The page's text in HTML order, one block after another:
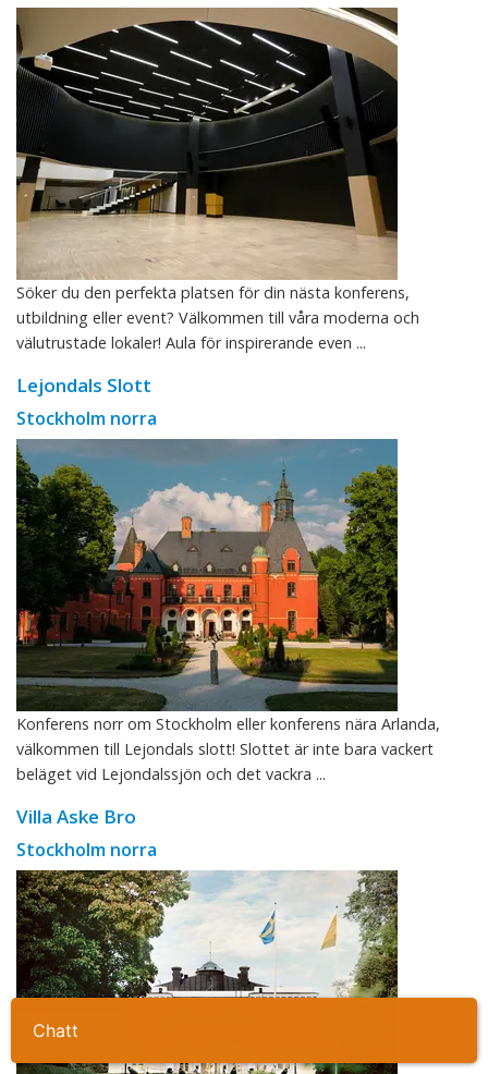
Ta kontakt
Söker du den perfekta platsen för din nästa konferens,
utbildning eller event? Välkommen till våra moderna och
välutrustade lokaler! Aula för inspirerande even ...
Lejondals Slott
Stockholm norra
Konferens norr om Stockholm eller konferens nära Arlanda,
välkommen till Lejondals slott! Slottet är inte bara vackert
beläget vid Lejondalssjön och det vackra ...
Villa Aske Bro
Stockholm norra